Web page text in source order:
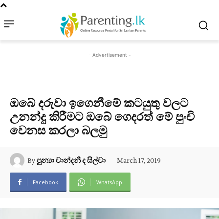
- Advertisement -
ඔබේ දරුවා ඉගෙනීමේ කටයුතු වලට
උනන්දු කිරීමට ඔබේ ගෙදරත් මේ පුංචි
වෙනස කරලා බලමු
Byපුන්‍යා චාන්දනී ද සිල්වා March 17, 2019
Facebook WhatsApp